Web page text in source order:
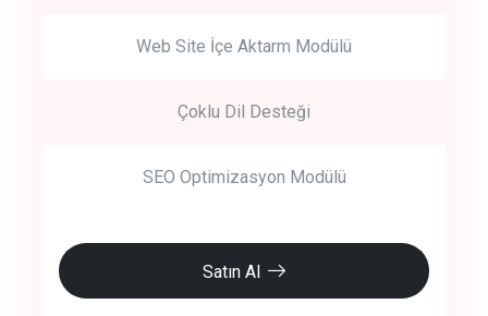
Web Site İçe Aktarm Modülü
Çoklu Dil Desteği
SEO Optimizasyon Modülü
Satın Al